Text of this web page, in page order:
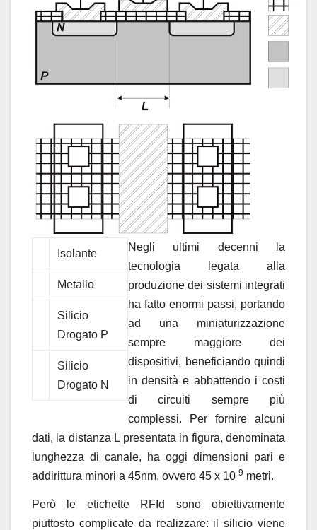
Isolante
Metallo
Silicio
Drogato P
Silicio
Drogato N
Negli ultimi decenni la
tecnologia legata alla
produzione dei sistemi integrati
ha fatto enormi passi, portando
ad una miniaturizzazione
sempre maggiore dei
dispositivi, beneficiando quindi
in densità e abbattendo i costi
di circuiti sempre più
complessi. Per fornire alcuni
dati, la distanza L presentata in figura, denominata
lunghezza di canale, ha oggi dimensioni pari e
addirittura minori a 45nm, ovvero 45 x 10-9 metri.
Però le etichette RFId sono obiettivamente
piuttosto complicate da realizzare: il silicio viene